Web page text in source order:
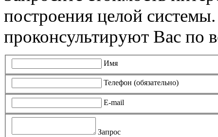
построения целой
проконсультируют Вас по
Имя
Телефон (обязательно)
E-mail
Запрос